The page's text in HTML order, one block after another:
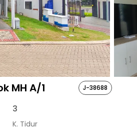
MH A/1 J-38688
3
K. Tidur